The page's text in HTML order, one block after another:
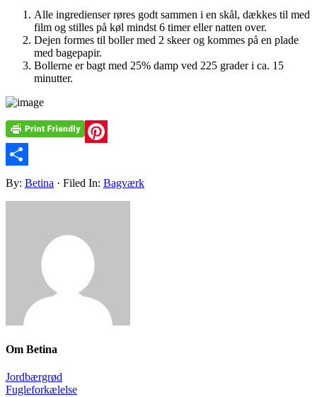
Alle ingredienser røres godt sammen i en skål, dækkes til med
film og stilles på køl mindst 6 timer eller natten over.
Dejen formes til boller med 2 skeer og kommes på en plade
med bagepapir.
Bollerne er bagt med 25% damp ved 225 grader i ca. 15
minutter.
Pinterest
Share
By: Betina · Filed In: Bagværk
Om Betina
Jordbærgrød
Fugleforkælelse